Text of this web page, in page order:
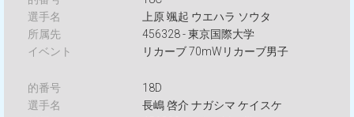
上原 颯起 ウエハラ ソウタ
456328 - 東京国際大学
リカーブ 70mWリカーブ男子
18D
長嶋 啓介 ナガシマ ケイスケ